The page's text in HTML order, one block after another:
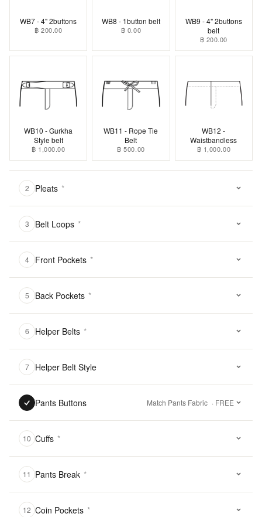
WB7 - 4" 2buttons
฿ 200.00
WB8 - 1button belt
฿ 0.00
WB9 - 4" 2buttons
belt
฿ 200.00
WB10 - Gurkha
Style belt
฿ 1,000.00
WB11 - Rope Tie
Belt
฿ 500.00
WB12 -
Waistbandless
฿ 1,000.00
2 Pleats *
3 Belt Loops *
4 Front Pockets *
5 Back Pockets *
6 Helper Belts *
7 Helper Belt Style
Pants Buttons Match Pants Fabric · FREE
10 Cuffs *
11 Pants Break *
12 Coin Pockets *